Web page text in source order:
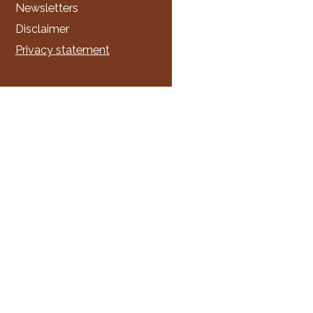
Newsletters
Disclaimer
Privacy statement